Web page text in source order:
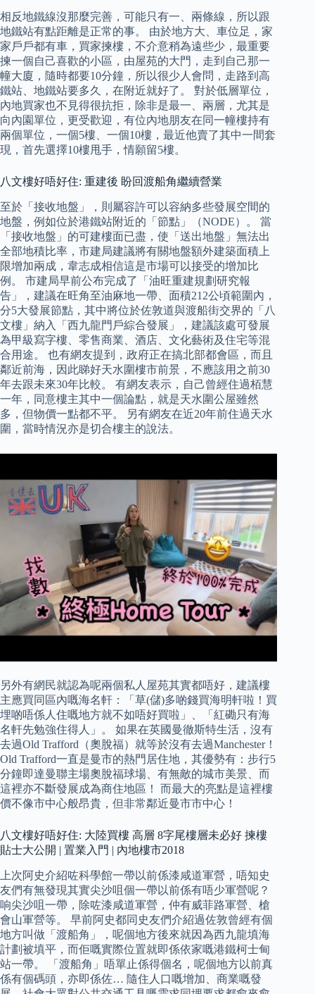
相反地鐵線沒那麼完善，可能只有一、兩條線，所以跟
地鐵站有點距離是正常的事。 由於地方大、車位足，家
家戶戶都有車，買家揀樓，不介意稍為遠些少，最重要
揀一個自己喜歡的小區，由屋苑的大門，走到自己那一
幢大廈，隨時都要10分鐘，所以很少人會問，走路到高
鐵站、地鐵站要多久，在附近就好了。 對於低層單位，
內地買家也不見得很抗拒，除非是最一、兩層，尤其是
向內園單位，更受歡迎，有位內地朋友在同一幢樓持有
兩個單位，一個5樓、一個10樓，最近他賣了其中一間套
現，首先選擇10樓甩手，情願留5樓。
八文樓好唔好住: 重建後 盼回渡船角繼續營業
至於「接收地盤」，則屬容許可以容納多些發展空間的
地盤，例如位於港鐵站附近的「節點」（NODE）。 當
「接收地盤」的可建樓面已盡，使「送出地盤」無法出
全部地積比率，市建局建議將有關地盤額外建築面積上
限增加兩成，韋志成相信這是市場可以接受的增加比
例。 市建局早前公布完成了「油旺重建規劃研究報
告」，建議在旺角至油麻地一帶、面積212公頃範圍內，
分5大發展節點，其中將位於佐敦道與渡船街交界的「八
文樓」納入「西九龍門戶綜合發展」，建議該處可發展
為甲級寫字樓、零售商業、酒店、文化藝術及住宅等混
合用途。 也有網友提到，政府正在搞北部都會區，而且
鄰近前海，因此睇好天水圍樓市前景，不應該用之前30
年去跟未來30年比較。 有網友表示，自己曾經住過栢慧
一年，同意樓主其中一個論點，就是天水圍公屋雖然
多，但物價一點都不平。 另有網友在近20年前住過天水
圍，當時情況亦是切合樓主的說法。
另外有網民就認為呢兩個私人屋苑其實都唔好，建議樓
主應買同區內嘅海名軒：「草(儲)多啲錢買海明軒啦！買
埋啲唔係人住嘅地方就不如唔好買啦」、「紅磡只有海
名軒先勉強住得人」。 如果在英國曼徹斯特生活，沒有
去過Old Trafford（奧脫福）就等於沒有去過Manchester！
Old Trafford一直是曼市的熱門居住地，其優勢有：步行5
分鐘即達曼聯主場奧脫福球場、有無敵的城市美景、而
這裡亦不斷發展成為商住地區！ 而最大的亮點是這裡樓
價不像市中心般昂貴，但非常鄰近曼市市中心！
八文樓好唔好住: 大陸買樓 高層 8字尾樓層未必好 揀樓
貼士大公開 | 置業入門 | 內地樓市2018
上次阿史介紹咗科學館一帶以前係漆咸道軍營，唔知史
友們有無發現其實尖沙咀個一帶以前係有唔少軍營呢？
响尖沙咀一帶，除咗漆咸道軍營，仲有威菲路軍營、槍
會山軍營等。 早前阿史都同史友們介紹過佐敦曾經有個
地方叫做「渡船角」，呢個地方後來就因為西九龍填海
計劃被填平，而佢嘅實際位置就即係依家嘅港鐵柯士甸
站一帶。 「渡船角」唔單止係得個名，呢個地方以前真
係有個碼頭，亦即係佐… 隨住人口嘅增加、商業嘅發